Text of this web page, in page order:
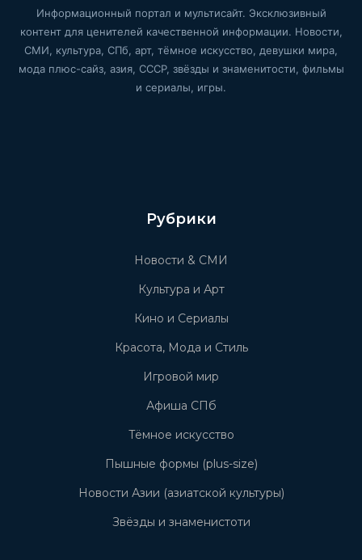
Информационный портал и мультисайт. Эксклюзивный
контент для ценителей качественной информации. Новости,
СМИ, культура, СПб, арт, тёмное искусство, девушки мира,
мода плюс-сайз, азия, СССР, звёзды и знаменитости, фильмы
и сериалы, игры.
Рубрики
Новости & СМИ
Культура и Арт
Кино и Сериалы
Красота, Мода и Стиль
Игровой мир
Афиша СПб
Тёмное искусство
Пышные формы (plus-size)
Новости Азии (азиатской культуры)
Звёзды и знаменистоти